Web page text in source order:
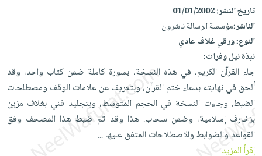
books
تحميل
iKitab
على
Android
تحميل
iKitab
على
Apple
تحميل
masmu3
على
Apple
القراءة
جوائز
الكل
أجهزة
العناية
الشخصية
العناية
وتصفيف
الشعر
العناية
بالجسم
المطبخ
والسفرة
جديد
الكل
أواني
الطهي
أدوات
متجر
الهدايا
أقسام
تاريخ النشر:01/01/2002
الناشر:مؤسسة الرسالة ناشرون
النوع:ورقي غلاف عادي
نبذة نيل وفرات:
جاء القرآن الكريم، في هذه النسخة، بسورة كاملة ضمن كتاب واحد، وقد
ألحق في نهايته بدعاء ختم القرآن، وبتعريف عن علامات الوقف ومصطلحات
الضبط. وجاءت النسخة في الحجم المتوسط، وبتجليد فني بغلاف مزين
بزخارف إسلامية، وضمن سحاب. هذا وقد تم ضبط هذا المصحف وفق
القواعد والضوابط والاصطلاحات المتفق عليها...
إقرأ المزيد